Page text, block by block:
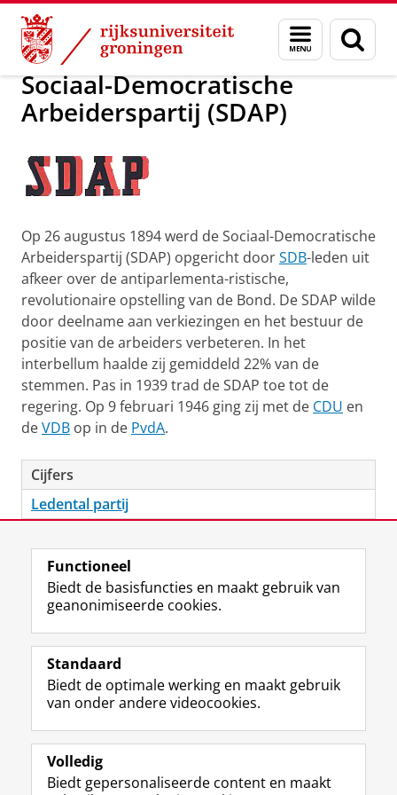
Skip
Content
Skip
Navigation
Menu
en
zoeken
Sociaal-Democratische Arbeiderspartij (SDAP)
Sociaal-Democratische
Arbeiderspartij (SDAP)
Op 26 augustus 1894 werd de Sociaal-Democratische
Arbeiderspartij (SDAP) opgericht doorSDB-leden uit
afkeer over de antiparlementa-ristische,
revolutionaire opstelling van de Bond. De SDAP wilde
door deelname aan verkiezingen en het bestuur de
positie van de arbeiders verbeteren. In het
interbellum haalde zij gemiddeld 22% van de
stemmen. Pas in 1939 trad de SDAP toe tot de
regering. Op 9 februari 1946 ging zij met de CDU en
deVDB op in de PvdA.
Cijfers
Ledental partij
Laatst gewijzigd: 02 februari 2026 13:38
Volg de RUG
F
a
e
b
o
p
L
i
k
e
I
-
R
S
-
f
e
R
I
n
t
r
m
Y
o
T
e
k
Studiekiezers
Alumni
Over ons
Functioneel
Biedt de basisfuncties en maakt gebruik van
geanonimiseerde cookies.
Standaard
Biedt de optimale werking en maakt gebruik
van onder andere videocookies.
Volledig
Biedt gepersonaliseerde content en maakt